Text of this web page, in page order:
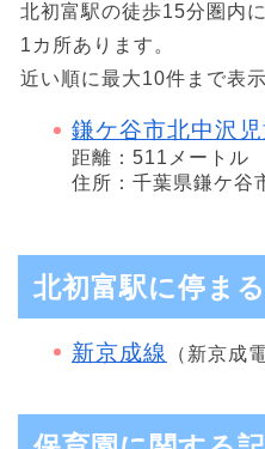
北初富駅の徒歩15分圏内
1カ所あります。
近い順に最大10件まで表
鎌ケ谷市北中沢
距離：511メートル
住所：千葉県鎌ケ谷
北初富駅に停ま
新京成線 （新京成